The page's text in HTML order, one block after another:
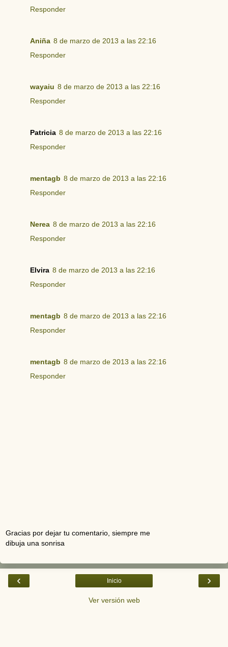
Responder
Aniña 8 de marzo de 2013 a las 22:16
Responder
wayaiu 8 de marzo de 2013 a las 22:16
Responder
Patricia 8 de marzo de 2013 a las 22:16
Responder
mentagb 8 de marzo de 2013 a las 22:16
Responder
Nerea 8 de marzo de 2013 a las 22:16
Responder
Elvira 8 de marzo de 2013 a las 22:16
Responder
mentagb 8 de marzo de 2013 a las 22:16
Responder
mentagb 8 de marzo de 2013 a las 22:16
Responder
Gracias por dejar tu comentario, siempre me
dibuja una sonrisa
‹ ›
Inicio
Ver versión web